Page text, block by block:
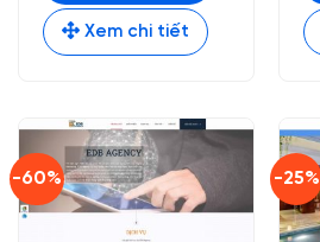
Xem chi tiết
-60% -25%